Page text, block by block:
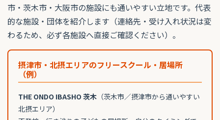
市・茨木市・大阪市の施設にも通いやすい立地です。代表
的な施設・団体を紹介します（連絡先・受け入れ状況は変
わるため、必ず各施設へ直接ご確認ください）。
摂津市・北摂エリアのフリースクール・居場所
（例）
THE ONDO IBASHO 茨木 （茨木市／摂津市から通いやすい
北摂エリア）